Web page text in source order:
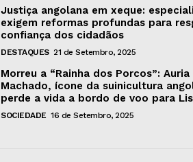
Justiça angolana em xeque:
exigem reformas profundas para
confiança dos cidadãos
DESTAQUES 21 de Setembro, 2025
Morreu a “Rainha dos Porcos”: Auria
Machado, ícone da suinicultura
perde a vida a bordo de voo para
SOCIEDADE 16 de Setembro, 2025